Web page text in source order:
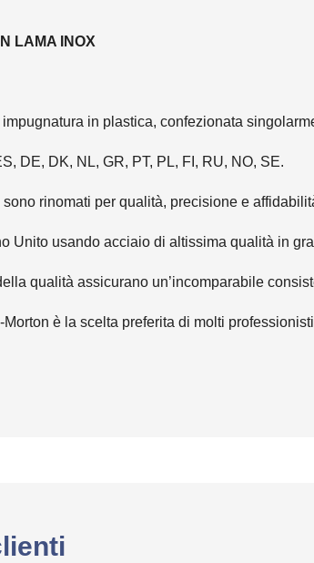
LAMA INOX
in plastica, confezionata
DE, DK, NL, GR, PT, PL, FI, RU, NO, SE.
rinomati per qualità, precisione e
Unito usando acciaio di altissima qualità in
qualità assicurano un’incomparabile
è la scelta preferita di molti